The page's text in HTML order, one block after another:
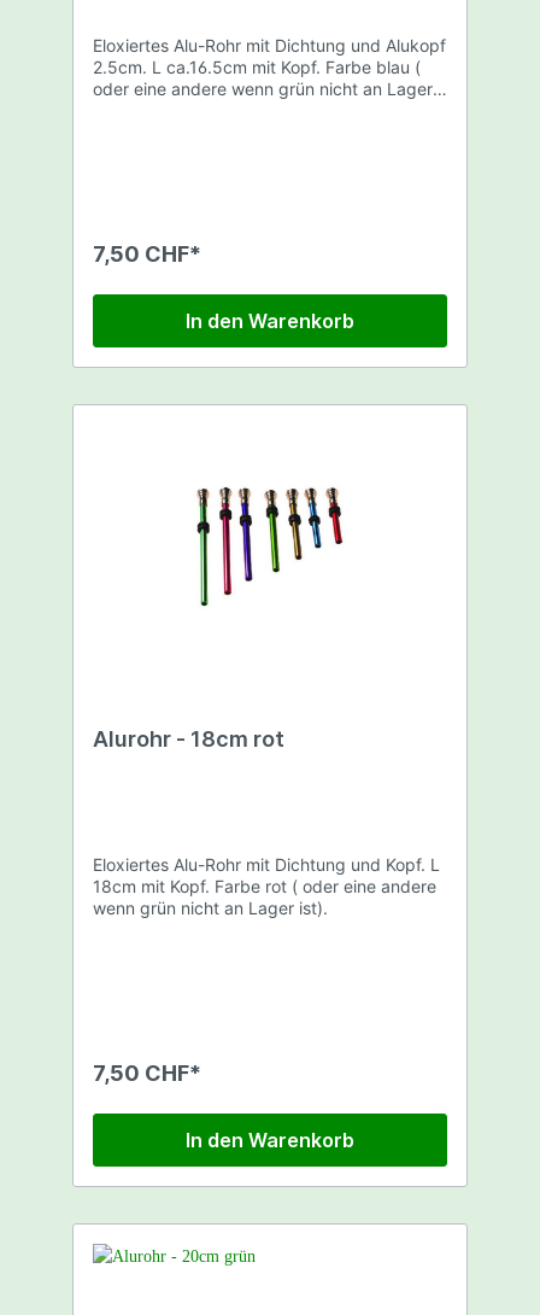
Eloxiertes Alu-Rohr mit Dichtung und Alukopf
2.5cm. L ca.16.5cm mit Kopf. Farbe blau (
oder eine andere wenn grün nicht an Lager
7,50 CHF*
In den Warenkorb
Alurohr - 18cm rot
Eloxiertes Alu-Rohr mit Dichtung und Kopf. L
18cm mit Kopf. Farbe rot ( oder eine andere
wenn grün nicht an Lager ist).
7,50 CHF*
In den Warenkorb